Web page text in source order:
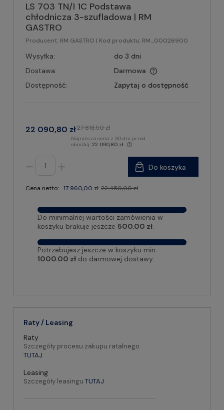
LS 703 TN/I 1C Podstawa
chłodnicza 3-szufladowa | RM
GASTRO
Producent: RM GASTRO | Kod produktu: RM_00026900
Wysyłka:
do 3 dni
Dostawa:
Darmowa
Dostępność:
Zapytaj o dostępność
22 090,80 zł27 613,50 zł
Najniższa cena z 30 dni przed
obniżką: 22 090,80 zł
Cena netto: 17 960,00 zł 22 450,00 zł
Do koszyka
Do minimalnej wartości zamówienia w
koszyku brakuje jeszcze 500.00 zł.
Potrzebujesz jeszcze w koszyku min.
1000.00 zł do darmowej dostawy.
Raty / Leasing
Raty
Szczegóły procesu zakupu ratalnego
TUTAJ
Leasing
Szczegóły leasingu TUTAJ